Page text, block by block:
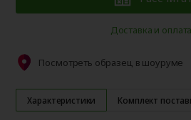
Характеристики Комплект
Доставка и оплата
Посмотреть образец в шоуруме